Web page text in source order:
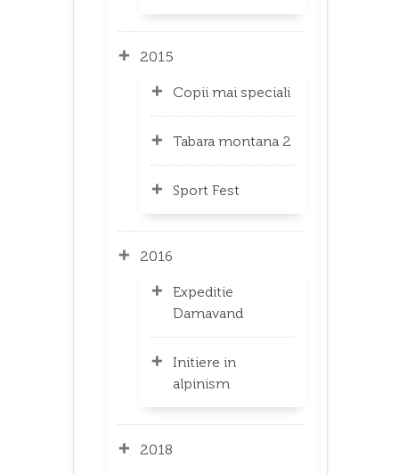
2015
Copii mai speciali
Tabara montana 2
Sport Fest
2016
Expeditie
Damavand
Initiere in
alpinism
2018